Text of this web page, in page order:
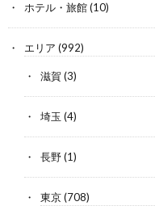
ホテル・旅館(10)
エリア (992)
滋賀 (3)
埼玉 (4)
長野(1)
東京(708)